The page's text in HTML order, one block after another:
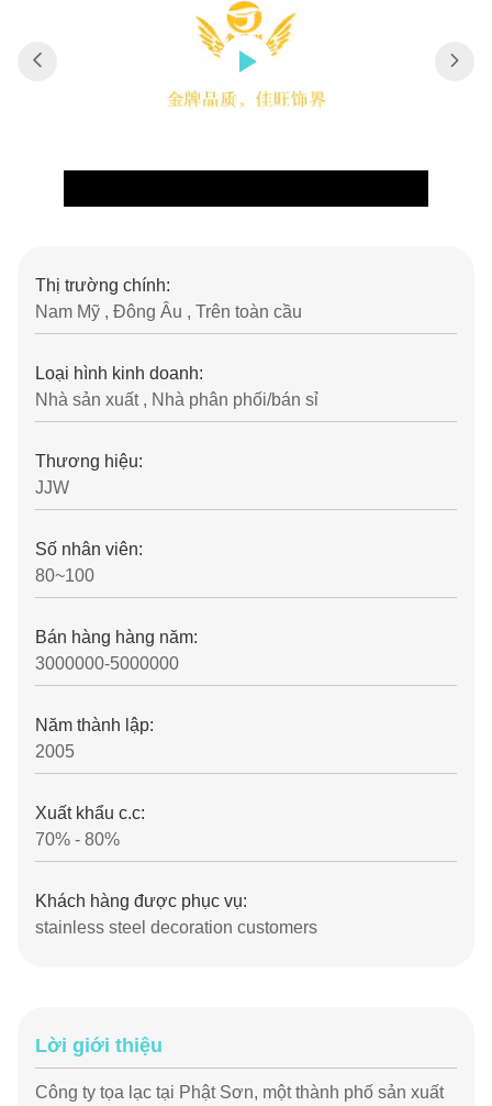
Thị trường chính:
Nam Mỹ , Đông Âu , Trên toàn cầu
Loại hình kinh doanh:
Nhà sản xuất , Nhà phân phối/bán sỉ
Thương hiệu:
JJW
Số nhân viên:
80~100
Bán hàng hàng năm:
3000000-5000000
Năm thành lập:
2005
Xuất khẩu c.c:
70% - 80%
Khách hàng được phục vụ:
stainless steel decoration customers
Lời giới thiệu
Công ty tọa lạc tại Phật Sơn, một thành phố sản xuất